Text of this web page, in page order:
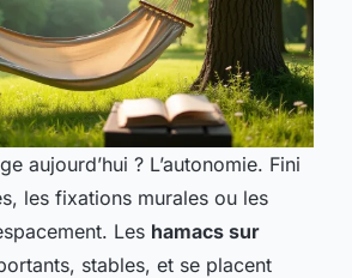
aujourd’hui ? L’autonomie. Fini
les fixations murales ou les
Les hamacs sur
stables, et se placent